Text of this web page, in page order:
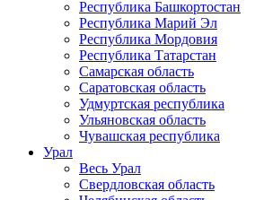
Республика Башкортостан
Республика Марий Эл
Республика Мордовия
Республика Татарстан
Самарская область
Саратовская область
Удмуртская республика
Ульяновская область
Чувашская республика
Урал
Весь Урал
Свердловская область